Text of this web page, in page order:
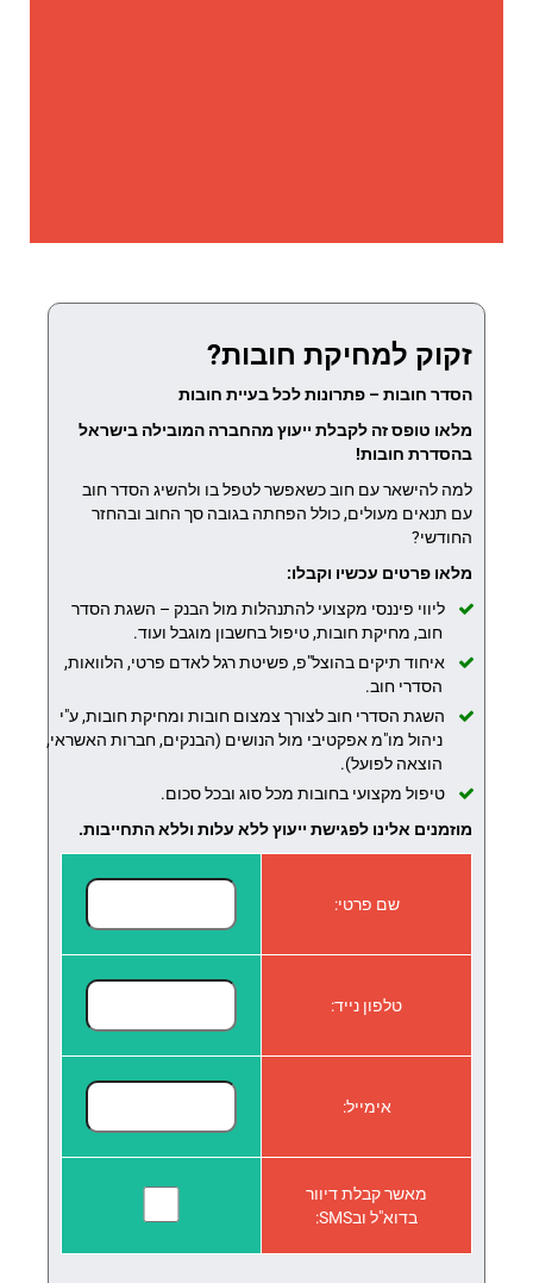
זקוק למחיקת חובות?
הסדר חובות – פתרונות לכל בעיית חובות
מלאו טופס זה לקבלת ייעוץ מהחברה המובילה בישראל
בהסדרת חובות!
למה להישאר עם חוב כשאפשר לטפל בו ולהשיג הסדר חוב
עם תנאים מעולים, כולל הפחתה בגובה סך החוב ובהחזר
החודשי?
מלאו פרטים עכשיו וקבלו:
ליווי פיננסי מקצועי להתנהלות מול הבנק – השגת הסדר
חוב, מחיקת חובות, טיפול בחשבון מוגבל ועוד.
איחוד תיקים בהוצל"פ, פשיטת רגל לאדם פרטי, הלוואות,
הסדרי חוב.
השגת הסדרי חוב לצורך צמצום חובות ומחיקת חובות, ע"י
ניהול מו"מ אפקטיבי מול הנושים (הבנקים, חברות האשראי,
הוצאה לפועל).
טיפול מקצועי בחובות מכל סוג ובכל סכום.
מוזמנים אלינו לפגישת ייעוץ ללא עלות וללא התחייבות.
שם פרטי:
טלפון נייד:
אימייל:
מאשר קבלת דיוור
בדוא"ל ובSMS: